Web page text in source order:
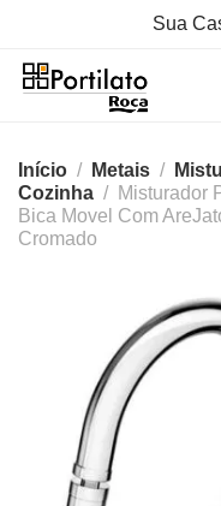
Sua
Início Metais
Cozinha
Misturador
Bica Movel Com
Cromado